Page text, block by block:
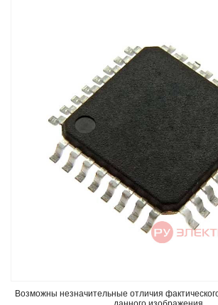
Возможны незначительные отличия